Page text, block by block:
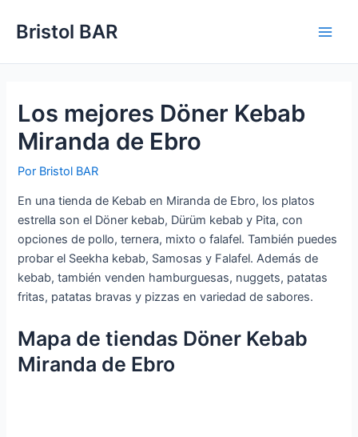
Bristol BAR
Los mejores Döner Kebab
Miranda de Ebro
Por Bristol BAR
En una tienda de Kebab en Miranda de Ebro, los platos
estrella son el Döner kebab, Dürüm kebab y Pita, con
opciones de pollo, ternera, mixto o falafel. También puedes
probar el Seekha kebab, Samosas y Falafel. Además de
kebab, también venden hamburguesas, nuggets, patatas
fritas, patatas bravas y pizzas en variedad de sabores.
Mapa de tiendas Döner Kebab
Miranda de Ebro